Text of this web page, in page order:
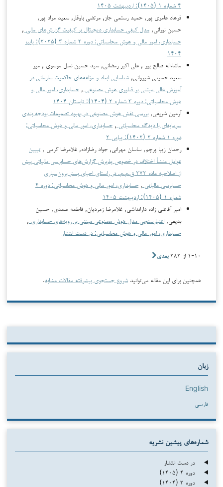
۴ شماره ۱ (۱۴۰۵): اردیبهشت ۱۴۰۵
فرهاد عامری پور, حمید رستمی جاز, مرتضی باوقار, سعید مراد پور,
حسین نورانی, مدل کیفی حسابداری دیجیتال بر کیفیت گزارش‌های مالی ,
حسابداری، امور مالی و هوش محاسباتی: دوره ۳ شماره ۳ (۲۰۲۵): پاییز
۱۴۰۴
ماشاءاله صالح پور , علی اکبر رمضانی, سید حسین نسل موسوی , میر
سعید حسینی شیروانی, شناسایی ابعاد و مؤلفه‌های حاکمیت سازمانی در
آموزش عالی مبتنی بر فناوری هوش مصنوعی , حسابداری، امور مالی و
هوش محاسباتی: دوره ۳ شماره ۲ (۱۴۰۴): تابستان ۱۴۰۴
آرمین شریفی,بررسی نقش هوش مصنوعی در بهبود تصمیمات بودجه بندی
سرمایه‌ای با دیدگاه محاسباتی , حسابداری، امور مالی و هوش محاسباتی:
دوره ۱ شماره ۲ (۱۴۰۲): پیاپی ۲
رحمان زیبا پرچم, ساسان مهرانی, جواد رضازاده, غلامرضا كرمي , تبیین
عوامل منشأ اختلاف در خصوص پذیرش گزارش‌های حسابرسی مالیاتی پیش
از اصلاحیه ماده ۲۷۲ ق.م.م. در راستای احیای بستر برون‌سپاری
حسابرسی مالیاتی ,
حسابداری، امور مالی و هوش محاسباتی: دوره ۴
شماره ۱ (۱۴۰۵): اردیبهشت ۱۴۰۵
امیر آقاعلی زاده دارانداشی, غلامرضا زمردیان, فاطمه صمدی, حسین
بدیعی, اعتبارسنجی مدل هوش مصنوعی مبتنی بر رویه‌های حسابداری ,
حسابداری، امور مالی و هوش محاسباتی: در دست انتشار
۱-۱۰ از ۲۸۲ بعدی
همچنین برای این مقاله می‌توانید شروع جستجوی پیشرفته مقالات مشابه.
زبان
English
فارسی
شماره‌های پیشین نشریه
در دست انتشار
دوره ۴ (۱۴۰۵)
دوره ۳ (۱۴۰۴)